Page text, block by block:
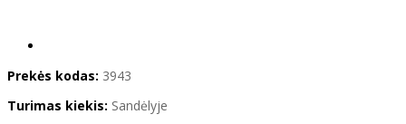
Prekės kodas: 3943
Turimas kiekis: Sandėlyje